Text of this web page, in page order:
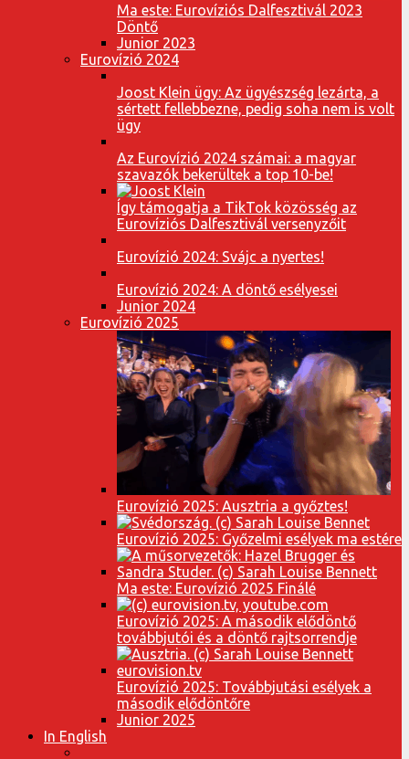
Ma este: Eurovíziós Dalfesztivál 2023
Döntő
Junior 2023
Eurovízió 2024
Joost Klein ügy: Az ügyészség lezárta, a
sértett fellebbezne, pedig soha nem is volt
ügy
Az Eurovízió 2024 számai: a magyar
szavazók bekerültek a top 10-be!
Így támogatja a TikTok közösség az
Eurovíziós Dalfesztivál versenyzőit
Eurovízió 2024: Svájc a nyertes!
Eurovízió 2024: A döntő esélyesei
Junior 2024
Eurovízió 2025
Eurovízió 2025: Ausztria a győztes!
Eurovízió 2025: Győzelmi esélyek ma estére
Ma este: Eurovízió 2025 Finálé
Eurovízió 2025: A második elődöntő
továbbjutói és a döntő rajtsorrendje
Eurovízió 2025: Továbbjutási esélyek a
második elődöntőre
Junior 2025
In English